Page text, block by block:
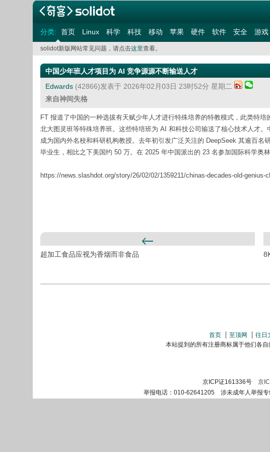
分类: 首页 Linux 科学 科技 移动 苹果 硬件 软件 安全 游戏
solidot新版网站常见问题，请点击这里查看。
中国少年班人才项目为 AI 竞争源源不断输送人才
Edwards(42866)发表于 2026年02月03日 23时52分 星期二
来自神间失格
FT 报道了中国的一种选拔有天赋少年人才进行特殊培养的特教模式，此类特
北大图灵班等特殊培养班。这些特培班为 AI 和科技公司输送了核心技术人才
成为国内外名校和科研机构教授。去年初引发广泛关注的 DeepSeek 其逾百
毕业生，相比之下美国约 50 万。在 2025 年中国派出的 23 名参加国际科学奥
https://news.slashdot.org/story/26/02/02/1359211/chinas-decades-old-
超加工食品应视为香烟而非食品
首页 至顶网 往日
本站提到的所有注册商标属于他们各
京ICP证161336号 京
举报电话：010-62641205 涉未成年人举报